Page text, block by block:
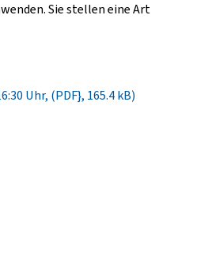
Sie stellen eine Art
Uhr, (PDF}, 165.4 kB)